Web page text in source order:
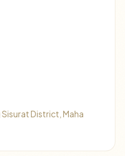
Sisurat District, Maha